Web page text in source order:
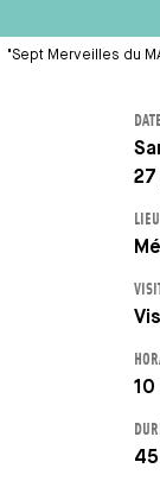
"Sept Merveilles du
LIEU
10